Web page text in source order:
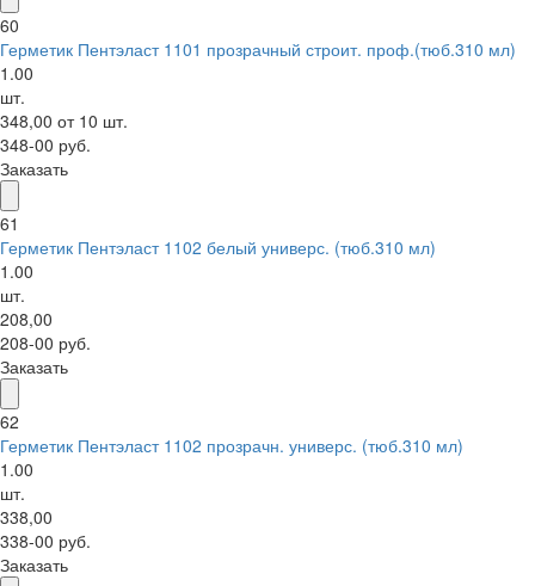
60
Герметик Пентэласт 1101 прозрачный строит. проф.(тюб.310 мл)
1.00
шт.
348,00 от 10 шт.
348-00 руб.
Заказать
61
Герметик Пентэласт 1102 белый универс. (тюб.310 мл)
1.00
шт.
208,00
208-00 руб.
Заказать
62
Герметик Пентэласт 1102 прозрачн. универс. (тюб.310 мл)
1.00
шт.
338,00
338-00 руб.
Заказать